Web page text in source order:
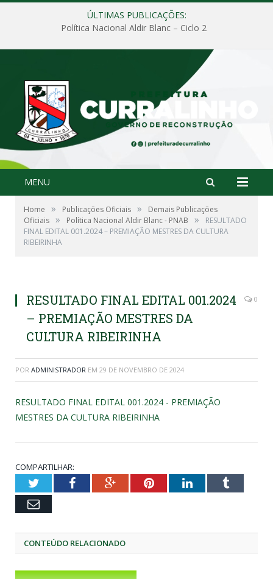
ÚLTIMAS PUBLICAÇÕES:
Política Nacional Aldir Blanc – Ciclo 2
MENU
Home » Publicações Oficiais »
Demais Publicações
Oficiais » Política Nacional Aldir Blanc - PNAB »
RESULTADO
FINAL EDITAL 001.2024 – PREMIAÇÃO MESTRES DA CULTURA
RIBEIRINHA
RESULTADO FINAL EDITAL 001.2024
– PREMIAÇÃO MESTRES DA
CULTURA RIBEIRINHA
0
POR ADMINISTRADOR EM 29 DE NOVEMBRO DE 2024
RESULTADO FINAL EDITAL 001.2024 - PREMIAÇÃO
MESTRES DA CULTURA RIBEIRINHA
COMPARTILHAR:
TwitterFacebookGoogle+PinterestLinkedInTumblr
Email
CONTEÚDO RELACIONADO